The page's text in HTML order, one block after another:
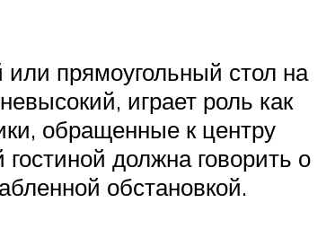
или прямоугольный стол на
играет роль как
обращенные к центру
должна говорить о
обстановкой.